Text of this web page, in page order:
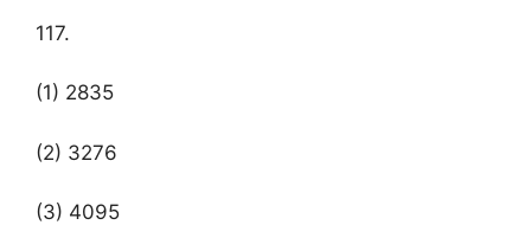
117.
(1) 2835
(2) 3276
(3) 4095